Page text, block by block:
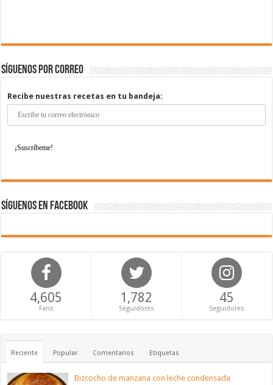
Síguenos por correo
Recibe nuestras recetas en tu bandeja:
Síguenos en Facebook
4,605
Fans
1,782
Seguidores
45
Seguidores
Reciente Popular Comentarios Etiquetas
Bizcocho de manzana con leche condensada